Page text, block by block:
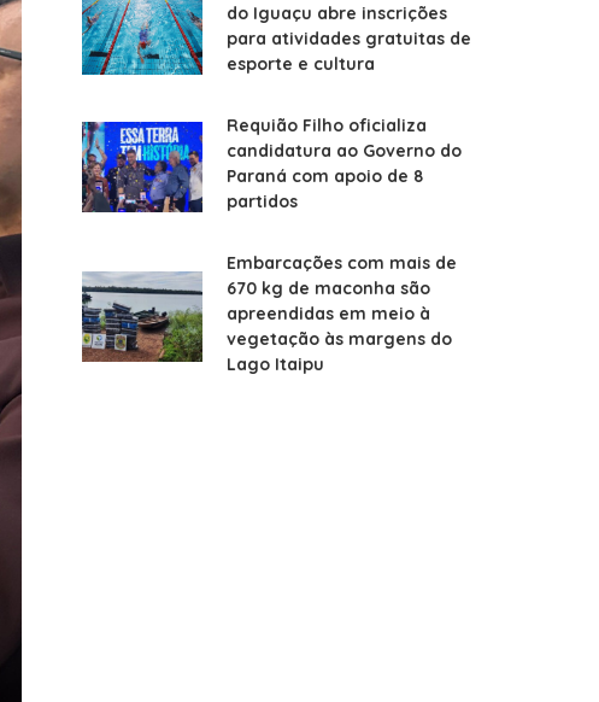
do Iguaçu abre inscrições
para atividades gratuitas de
esporte e cultura
Requião Filho oficializa
candidatura ao Governo do
Paraná com apoio de 8
partidos
Embarcações com mais de
670 kg de maconha são
apreendidas em meio à
vegetação às margens do
Lago Itaipu